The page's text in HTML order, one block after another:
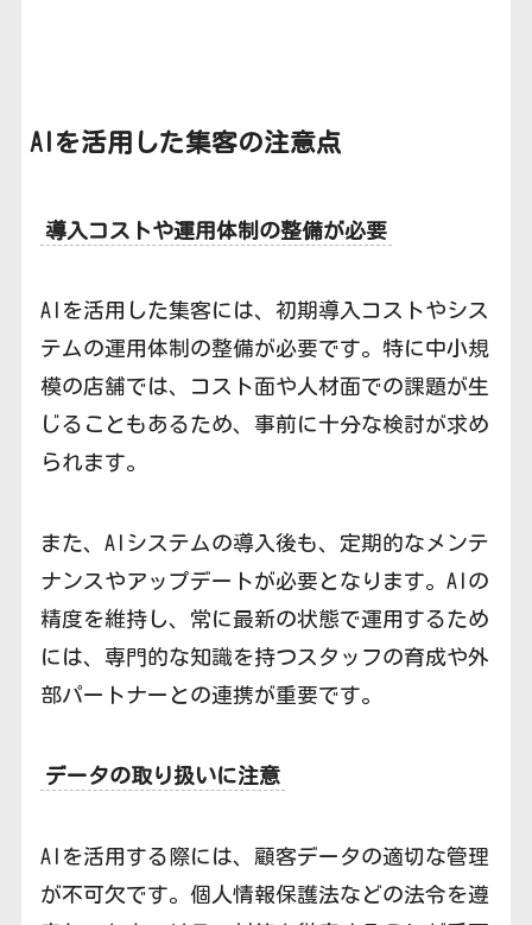
AIを活用した集客の注意点
導入コストや運用体制の整備が必要
AIを活用した集客には、初期導入コストやシス
テムの運用体制の整備が必要です。特に中小規
模の店舗では、コスト面や人材面での課題が生
じることもあるため、事前に十分な検討が求め
られます。
また、AIシステムの導入後も、定期的なメンテ
ナンスやアップデートが必要となります。AIの
精度を維持し、常に最新の状態で運用するため
には、専門的な知識を持つスタッフの育成や外
部パートナーとの連携が重要です。
データの取り扱いに注意
AIを活用する際には、顧客データの適切な管理
が不可欠です。個人情報保護法などの法令を遵